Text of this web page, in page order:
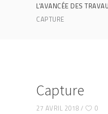
L'AVANCÉE DES
CAPTURE
Capture
27 AVRIL 2018 0